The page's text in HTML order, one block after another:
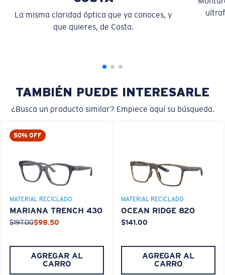
mediana.
Es posible que necesite una monturamedianao
grande.
La misma claridad óptica que ya conoces, y
que quieres, de Costa.
TAMBIÉN PUEDE INTERESARLE
¿Busca un producto similar? Empiece aquí su búsqueda.
50% OFF
MATERIAL RECICLADO
MARIANA TRENCH 430
$197.00$98.50
AGREGAR AL
CARRO
MATERIAL RECICLADO
OCEAN RIDGE 820
$141.00
AGREGAR AL
CARRO